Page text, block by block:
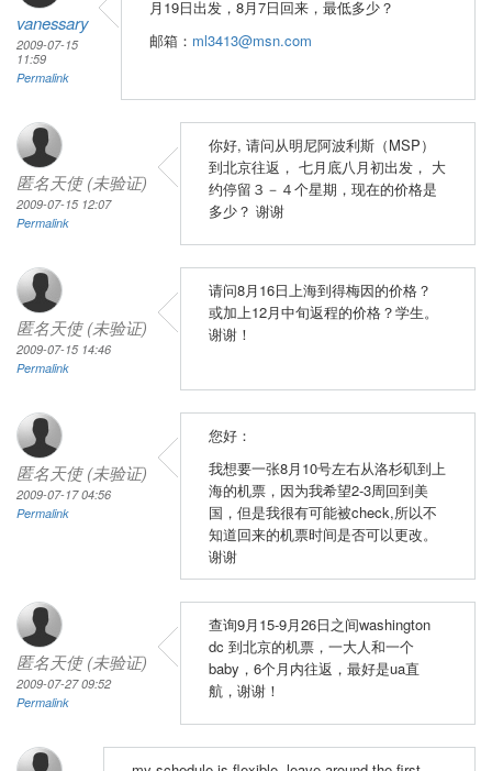
vanessary
2009-07-15
11:59
Permalink
月19日出发，8月7日回来，最低多少？
邮箱： ml3413@msn.com
匿名天使 (未验证)
2009-07-15 12:07
Permalink
你好, 请问从明尼阿波利斯（MSP）
到北京往返， 七月底八月初出发， 大
约停留３－４个星期，现在的价格是
多少？ 谢谢
匿名天使 (未验证)
2009-07-15 14:46
Permalink
请问8月16日上海到得梅因的价格？
或加上12月中旬返程的价格？学生。
谢谢！
匿名天使 (未验证)
2009-07-17 04:56
Permalink
您好：
我想要一张8月10号左右从洛杉矶到上
海的机票，因为我希望2-3周回到美
国，但是我很有可能被check,所以不
知道回来的机票时间是否可以更改。
谢谢
匿名天使 (未验证)
2009-07-27 09:52
Permalink
查询9月15-9月26日之间washington
dc 到北京的机票，一大人和一个
baby，6个月内往返，最好是ua直
航，谢谢！